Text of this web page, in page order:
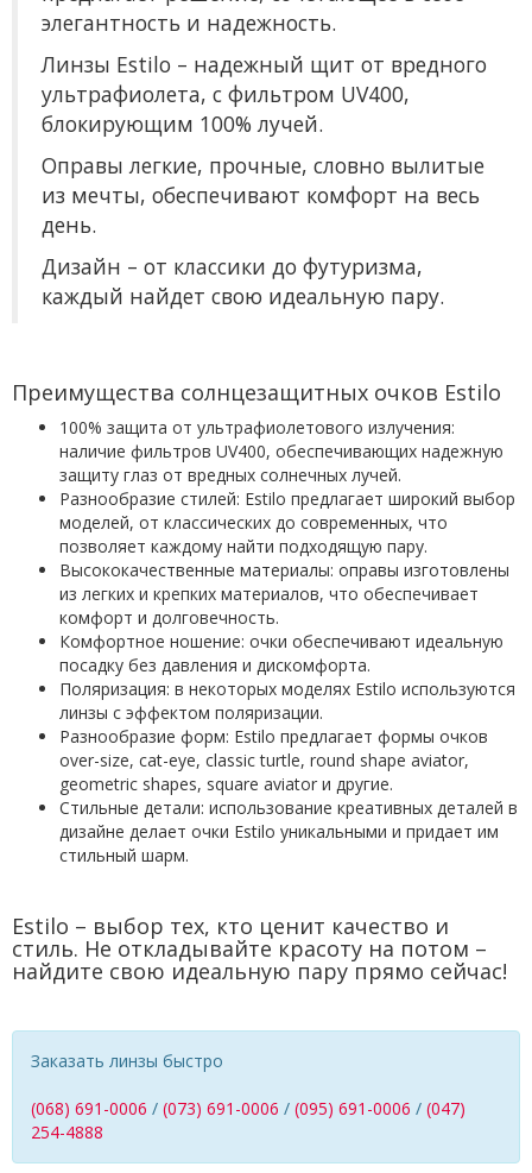
элегантность и надежность.
Линзы Estilo – надежный щит от вредного
ультрафиолета, с фильтром UV400,
блокирующим 100% лучей.
Оправы легкие, прочные, словно вылитые
из мечты, обеспечивают комфорт на весь
день.
Дизайн – от классики до футуризма,
каждый найдет свою идеальную пару.
Преимущества солнцезащитных очков Estilo
100% защита от ультрафиолетового излучения:
наличие фильтров UV400, обеспечивающих надежную
защиту глаз от вредных солнечных лучей.
Разнообразие стилей: Estilo предлагает широкий выбор
моделей, от классических до современных, что
позволяет каждому найти подходящую пару.
Высококачественные материалы: оправы изготовлены
из легких и крепких материалов, что обеспечивает
комфорт и долговечность.
Комфортное ношение: очки обеспечивают идеальную
посадку без давления и дискомфорта.
Поляризация: в некоторых моделях Estilo используются
линзы с эффектом поляризации.
Разнообразие форм: Estilo предлагает формы очков
оver-size, cat-eye, classic turtle, round shape aviator,
geometric shapes, square aviator и другие.
Стильные детали: использование креативных деталей в
дизайне делает очки Estilo уникальными и придает им
стильный шарм.
Estilo – выбор тех, кто ценит качество и
стиль. Не откладывайте красоту на потом –
найдите свою идеальную пару прямо сейчас!
Заказать линзы быстро
(068) 691-0006 / (073) 691-0006 / (095) 691-0006 / (047)
254-4888